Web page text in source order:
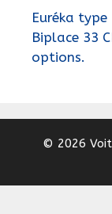
Euréka
Biplace 33
options.
© 2026